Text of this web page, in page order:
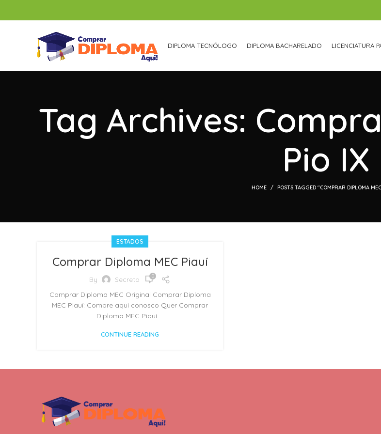
DIPLOMA TECNÓLOGO DIPLOMA BACHARELADO LICENCIATURA
Tag Archives:
Pio IX
HOME POSTS TAGGED "COMPRAR DIPLOMA
ESTADOS
Comprar Diploma MEC Piauí
By Secreto 0
Comprar Diploma MEC Original Comprar Diploma
MEC Piauí: Compre aqui conosco Quer Comprar
Diploma MEC Piauí ...
CONTINUE READING